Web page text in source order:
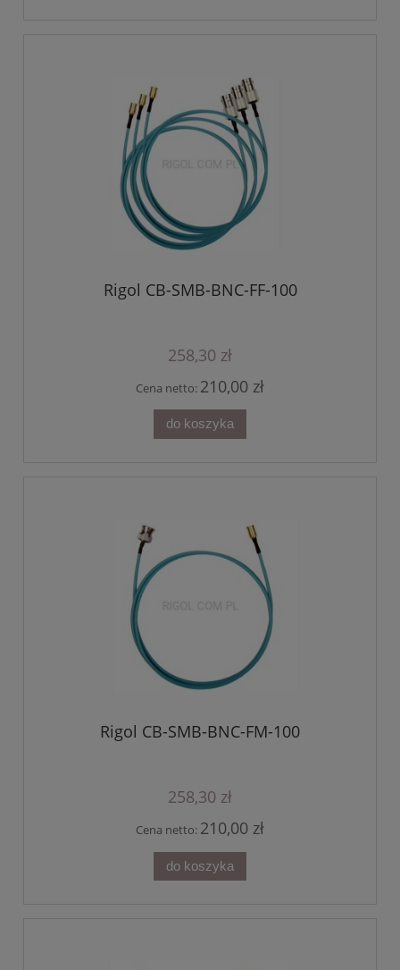
Rigol CB-SMB-BNC-FF-100
258,30 zł
Cena netto: 210,00 zł
do koszyka
Rigol CB-SMB-BNC-FM-100
258,30 zł
Cena netto: 210,00 zł
do koszyka